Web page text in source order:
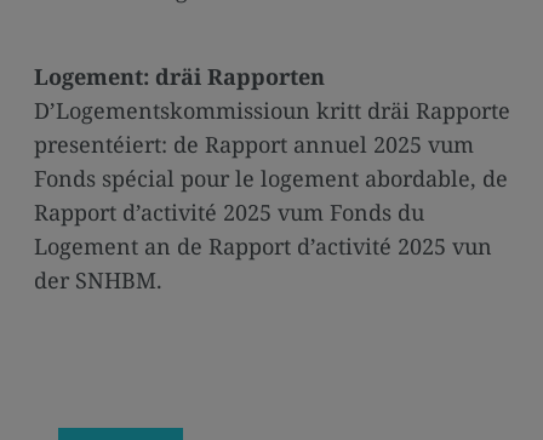
Logement: dräi Rapporten
D’Logementskommissioun kritt dräi Rapporte
presentéiert: de Rapport annuel 2025 vum
Fonds spécial pour le logement abordable, de
Rapport d’activité 2025 vum Fonds du
Logement an de Rapport d’activité 2025 vun
der SNHBM.